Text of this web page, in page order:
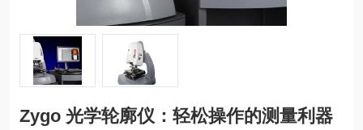
Zygo 光学轮廓仪：轻松操作的测量利器